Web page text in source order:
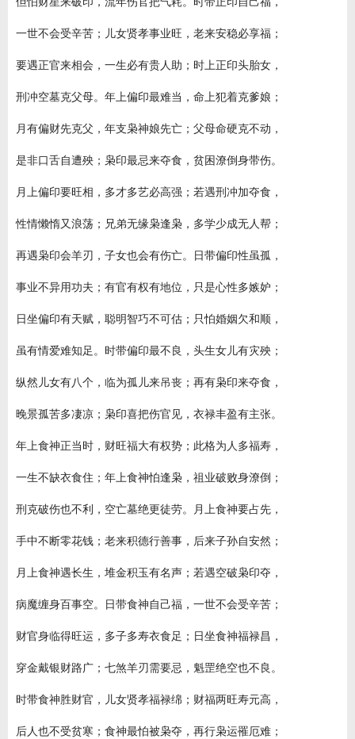
一世不会受辛苦；儿女贤孝事业旺，老来安稳必享福；
要遇正官来相会，一生必有贵人助；时上正印头胎女，
刑冲空墓克父母。年上偏印最难当，命上犯着克爹娘；
月有偏财先克父，年支枭神娘先亡；父母命硬克不动，
是非口舌自遭殃；枭印最忌来夺食，贫困潦倒身带伤。
月上偏印要旺相，多才多艺必高强；若遇刑冲加夺食，
性情懒惰又浪荡；兄弟无缘枭逢枭，多学少成无人帮；
再遇枭印会羊刃，子女也会有伤亡。日带偏印性虽孤，
事业不异用功夫；有官有权有地位，只是心性多嫉妒；
日坐偏印有天赋，聪明智巧不可估；只怕婚姻欠和顺，
虽有情爱难知足。时带偏印最不良，头生女儿有灾殃；
纵然儿女有八个，临为孤儿来吊丧；再有枭印来夺食，
晚景孤苦多凄凉；枭印喜把伤官见，衣禄丰盈有主张。
年上食神正当时，财旺福大有权势；此格为人多福寿，
一生不缺衣食住；年上食神怕逢枭，祖业破败身潦倒；
刑克破伤也不利，空亡墓绝更徒劳。月上食神要占先，
手中不断零花钱；老来积德行善事，后来子孙自安然；
月上食神遇长生，堆金积玉有名声；若遇空破枭印夺，
病魔缠身百事空。日带食神自己福，一世不会受辛苦；
财官身临得旺运，多子多寿衣食足；日坐食神福禄昌，
穿金戴银财路广；七煞羊刃需要忌，魁罡绝空也不良。
时带食神胜财官，儿女贤孝福禄绵；财福两旺寿元高，
后人也不受贫寒；食神最怕被枭夺，再行枭运罹厄难；